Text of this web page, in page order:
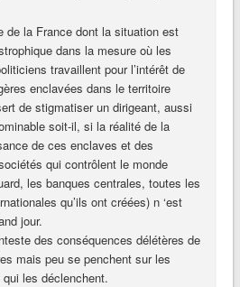
de la France dont la situation est
dans la mesure où les
travaillent pour l’intérêt de
enclavées dans le territoire
de stigmatiser un dirigeant, aussi
soit-il, si la réalité de la
de ces enclaves et des
qui contrôlent le monde
les banques centrales, toutes les
qu’ils ont créées) n ‘est
jour.
des conséquences délétères de
mais peu se penchent sur les
les déclenchent.